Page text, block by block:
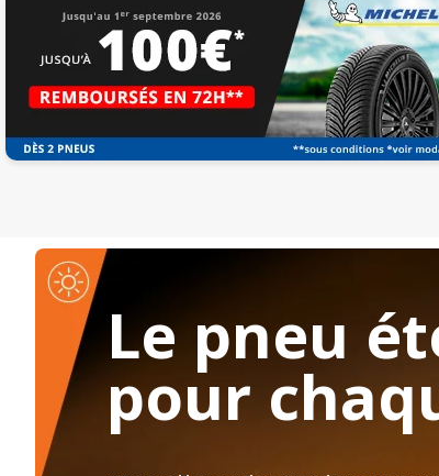
Le pneu
pour